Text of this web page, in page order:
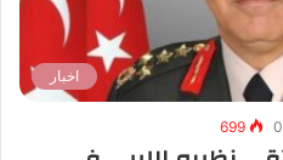
اخبار
0
699